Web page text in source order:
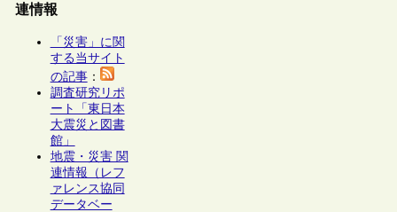
連情報
「災害」に関
する当サイト
の記事：
調査研究リポ
ート「東日本
大震災と図書
館」
地震・災害 関
連情報（レフ
ァレンス協同
データベー